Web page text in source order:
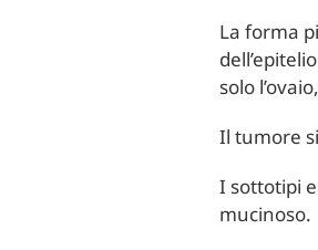
La forma
solo
Il tumore
I sottotipi
mucinoso.